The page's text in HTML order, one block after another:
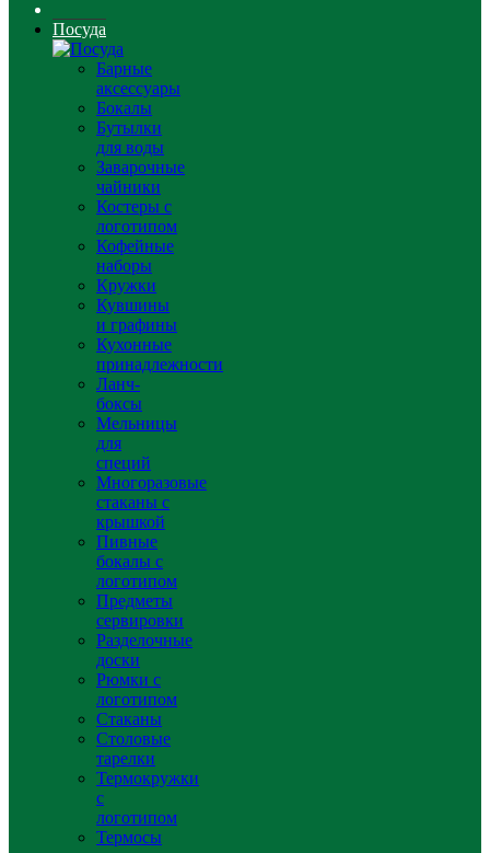
Посуда
Барные
аксессуары
Бокалы
Бутылки
для воды
Заварочные
чайники
Костеры с
логотипом
Кофейные
наборы
Кружки
Кувшины
и графины
Кухонные
принадлежности
Ланч-
боксы
Мельницы
для
специй
Многоразовые
стаканы с
крышкой
Пивные
бокалы с
логотипом
Предметы
сервировки
Разделочные
доски
Рюмки с
логотипом
Стаканы
Столовые
тарелки
Термокружки
с
логотипом
Термосы